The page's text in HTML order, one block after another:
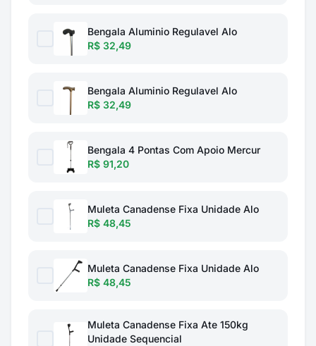
Bengala Aluminio Regulavel Alo
R$ 32,49
Bengala Aluminio Regulavel Alo
R$ 32,49
Bengala 4 Pontas Com Apoio Mercur
R$ 91,20
Muleta Canadense Fixa Unidade Alo
R$ 48,45
Muleta Canadense Fixa Unidade Alo
R$ 48,45
Muleta Canadense Fixa Ate 150kg
Unidade Sequencial